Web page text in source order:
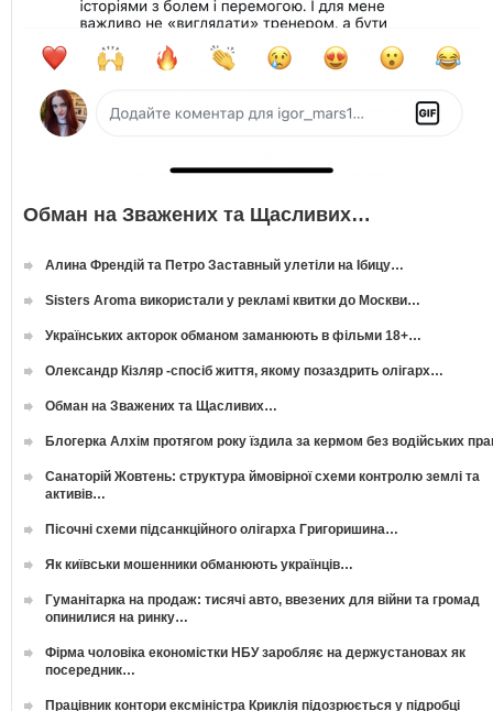
Обман на Зважених та Щасливих…
Алина Френдій та Петро Заставный улетіли на Ібицу…
Sisters Aroma використали у рекламі квитки до Москви…
Українських акторок обманом заманюють в фільми 18+…
Олександр Кізляр -спосіб життя, якому позаздрить олігарх…
Обман на Зважених та Щасливих…
Блогерка Алхім протягом року їздила за кермом без водійських
Санаторій Жовтень: структура ймовірної схеми контролю землі та
активів…
Пісочні схеми підсанкційного олігарха Григоришина…
Як київськи мошенники обманюють українців…
Гуманітарка на продаж: тисячі авто, ввезених для війни та громад
опинилися на ринку…
Фірма чоловіка економістки НБУ заробляє на держустановах як
посередник…
Працівник контори ексміністра Криклія підозрюється у підробці